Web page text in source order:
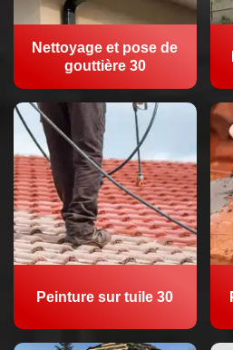
Nettoyage et pose de
gouttière 30
Peinture sur tuile 30